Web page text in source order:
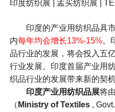
印度纺织展 | 孟买纺织展 |
印度的产业用纺织品具市
内每年均会增长13%-15%。
品行业的发展，将会投入五
行业发展。印度首届产业用
织品行业的发展带来新的契机
印度产业用纺织品展将
（ Ministry of Textiles ,